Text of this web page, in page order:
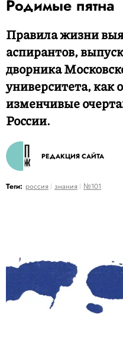
Родимые пятна
Правила жизни
аспирантов,
дворника
университета, как
изменчивые
России.
РЕДАКЦИЯ САЙТА
Теги: россия знания №101